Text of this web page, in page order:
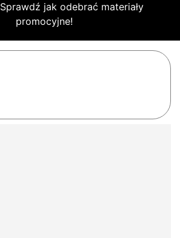
Sprawdź jak odebrać materiały
promocyjne!